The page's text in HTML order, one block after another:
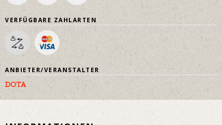
VERFÜGBARE ZAHLARTEN
ANBIETER/VERANSTALTER
DOTA